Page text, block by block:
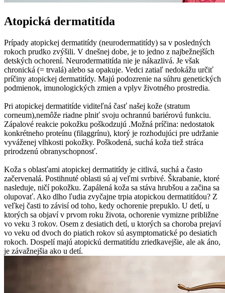
Atopická dermatitída
Prípady atopickej dermatitídy (neurodermatitídy) sa v posledných
rokoch prudko zvýšili. V dnešnej dobe, je to jedno z najbežnejších
detských ochorení. Neurodermatitída nie je nákazlivá. Je však
chronická (= trvalá) alebo sa opakuje. Vedci zatiaľ nedokážu určiť
príčiny atopickej dermatitídy. Majú podozrenie na súhru genetických
podmienok, imunologických zmien a vplyv životného prostredia.
Pri atopickej dermatitíde viditeľná časť našej kože (stratum
corneum),nemôže riadne plniť svoju ochrannú bariérovú funkciu.
Zápalové reakcie pokožku poškodzujú .Možná príčina: nedostatok
konkrétneho proteínu (filaggrínu), ktorý je rozhodujúci pre udržanie
vyváženej vlhkosti pokožky. Poškodená, suchá koža tiež stráca
prirodzenú obranyschopnosť.
Koža s oblasťami atopickej dermatitídy je citlivá, suchá a často
začervenalá. Postihnuté oblasti sú aj veľmi svrbivé. Škrabanie, ktoré
nasleduje, ničí pokožku. Zapálená koža sa stáva hrubšou a začina sa
olupovať. Ako dlho ľudia zvyčajne trpia atopickou dermatitídou? Z
veľkej časti to závisí od toho, kedy ochorenie prepuklo. U detí, u
ktorých sa objaví v prvom roku života, ochorenie vymizne približne
vo veku 3 rokov. Osem z desiatich detí, u ktorých sa choroba prejaví
vo veku od dvoch do piatich rokov sú asymptomatické po desiatich
rokoch. Dospelí majú atopickú dermatitídu zriedkavejšie, ale ak áno,
je závažnejšia ako u detí.